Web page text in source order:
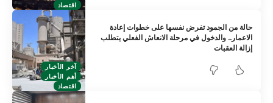
اقتصاد
آخر الأخبار
أهم الأخبار
اقتصاد
حالة من الجمود تفرض نفسها على خطوات إعادة
الاعمار.. والدخول في مرحلة الانعاش الفعلي يتطلب
إزالة العقبات